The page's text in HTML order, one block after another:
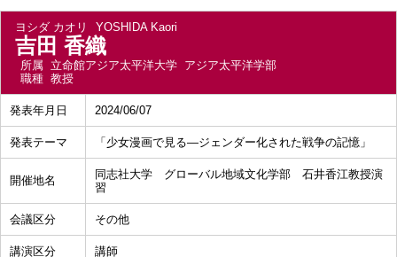
ヨシダ カオリ YOSHIDA Kaori
吉田 香織
所属 立命館アジア太平洋大学 アジア太平洋学部
職種 教授
発表年月日 2024/06/07
発表テーマ 「少女漫画で見る―ジェンダー化された戦争の記憶」
開催地名
同志社大学 グローバル地域文化学部 石井香江教授演
習
会議区分 その他
講演区分 講師